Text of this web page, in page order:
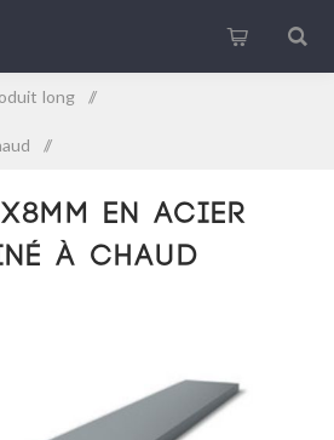
long /
/
en acier
à chaud